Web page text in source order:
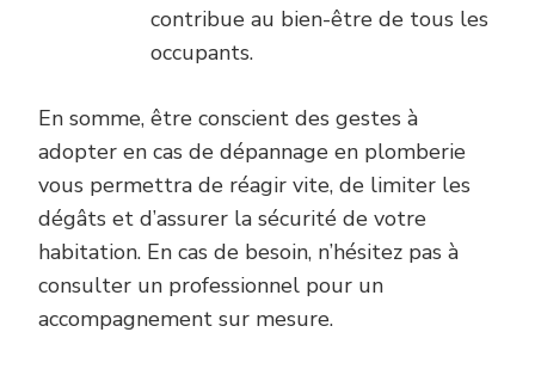
contribue au bien-être de tous les
occupants.
En somme, être conscient des gestes à
adopter en cas de dépannage en plomberie
vous permettra de réagir vite, de limiter les
dégâts et d’assurer la sécurité de votre
habitation. En cas de besoin, n’hésitez pas à
consulter un professionnel pour un
accompagnement sur mesure.